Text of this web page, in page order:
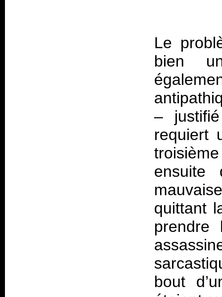
Le
bien
–
requiert
quittant
prendre
bout